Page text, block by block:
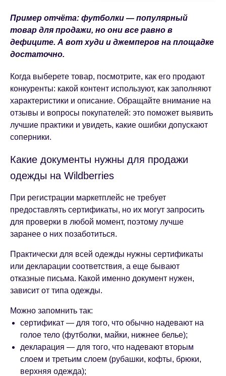
Пример отчёта: футболки — популярный
товар для продажи, но они все равно в
дефиците. А вот худи и джемперов на площадке
достаточно.
Когда выберете товар, посмотрите, как его продают
конкуренты: какой контент используют, как заполняют
характеристики и описание. Обращайте внимание на
отзывы и вопросы покупателей: это поможет выявить
лучшие практики и увидеть, какие ошибки допускают
соперники.
Какие документы нужны для продажи
одежды на Wildberries
При регистрации маркетплейс не требует
предоставлять сертификаты, но их могут запросить
для проверки в любой момент, поэтому лучше
заранее о них позаботиться.
Практически для всей одежды нужны сертификаты
или декларации соответствия, а еще бывают
отказные письма. Какой именно документ нужен,
зависит от типа одежды.
Можно запомнить так:
сертификат — для того, что обычно надевают на
голое тело (футболки, майки, нижнее белье);
декларация — для того, что надевают вторым
слоем и третьим слоем (рубашки, кофты, брюки,
верхняя одежда);